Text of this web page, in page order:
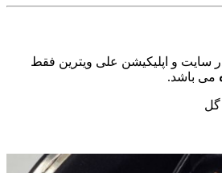
سایت و اپلیکیشن علی ویترین فقط
می باشد.